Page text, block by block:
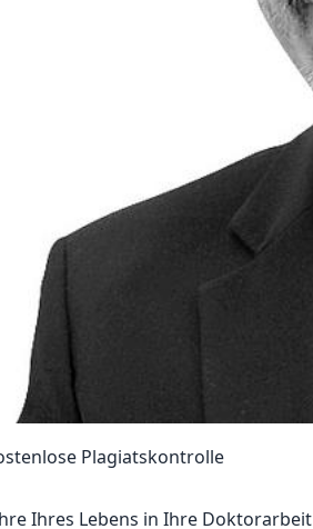
Plagiatskontrolle
Ihres Lebens in Ihre Doktorarbeit